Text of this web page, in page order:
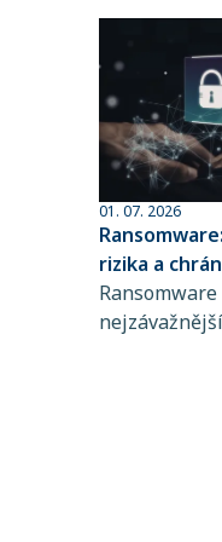
01. 07. 2026
rizika a